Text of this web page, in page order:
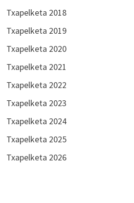
Txapelketa 2018
Txapelketa 2019
Txapelketa 2020
Txapelketa 2021
Txapelketa 2022
Txapelketa 2023
Txapelketa 2024
Txapelketa 2025
Txapelketa 2026